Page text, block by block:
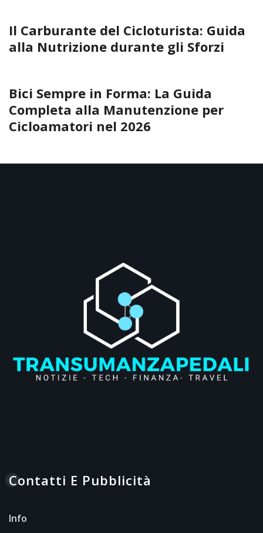
Il Carburante del Cicloturista: Guida
alla Nutrizione durante gli Sforzi
Bici Sempre in Forma: La Guida
Completa alla Manutenzione per
Cicloamatori nel 2026
Contatti E Pubblicità
Info